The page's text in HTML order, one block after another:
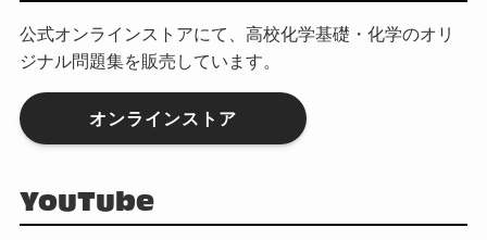
公式オンラインストアにて、高校化学基礎・化学のオリ
ジナル問題集を販売しています。
オンラインストア
YouTube